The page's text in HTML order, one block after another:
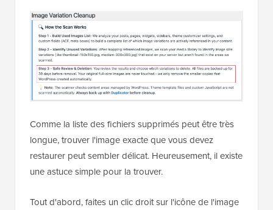
Comme la liste des fichiers supprimés peut être très
longue, trouver l'image exacte que vous devez
restaurer peut sembler délicat. Heureusement, il existe
une astuce simple pour la trouver.
Tout d'abord, faites un clic droit sur l'icône de l'image